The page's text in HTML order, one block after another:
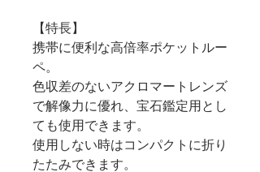
【特長】
携帯に便利な高倍率ポケットルー
ペ。
色収差のないアクロマートレンズ
で解像力に優れ、宝石鑑定用とし
ても使用できます。
使用しない時はコンパクトに折り
たたみできます。